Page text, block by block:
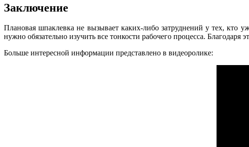
Заключение
Плановая шпаклевка не вызывает каких-либо затруднений у тех, кто
нужно обязательно изучить все тонкости рабочего процесса.
Больше интересной информации представлено в видеоролике: